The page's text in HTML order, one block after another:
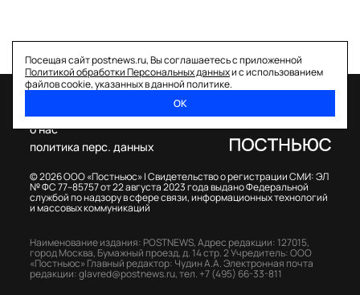
Посещая сайт postnews.ru, Вы соглашаетесь с приложенной
Политикой обработки Персональных данныхи с использованием
файлов cookie, указанных в данной политике.
ОК
© 2026 ООО «Постньюс» |Свидетельство о регистрации СМИ: ЭЛ
№ ФС 77–85757 от 22 августа 2023 года выдано Федеральной
службой по надзору в сфере связи, информационных технологий
и массовых коммуникаций
о нас
политика перс. данных
Наименование издания: POSTNEWS,Адрес редакции: 127015,
город Москва, Бумажный проезд, д. 14 стр. 2Учредитель: ООО
«Постньюс» Главный редактор: Чудин А.А.Электронная почта
редакции:glavred@postnews.ru,тел. +7 (495) 66-33-811